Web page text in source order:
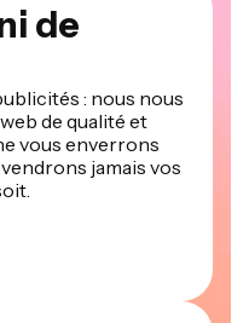
de
: nous nous
de qualité et
vous enverrons
jamais vos